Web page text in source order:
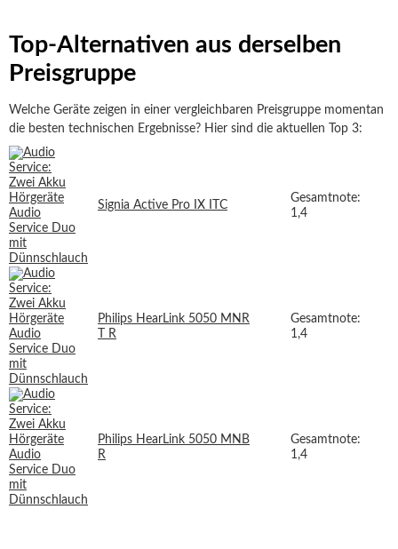
Top-Alternativen aus derselben
Preisgruppe
Welche Geräte zeigen in einer vergleichbaren Preisgruppe momentan
die besten technischen Ergebnisse? Hier sind die aktuellen Top 3:
Signia Active Pro IX ITC
Gesamtnote:
1,4
Philips HearLink 5050 MNR
T R
Gesamtnote:
1,4
Philips HearLink 5050 MNB
R
Gesamtnote:
1,4